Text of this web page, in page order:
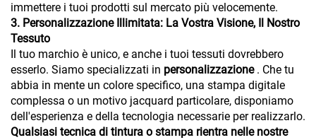
immettere i tuoi prodotti sul mercato più velocemente.
3. Personalizzazione Illimitata: La Vostra Visione, Il Nostro
Tessuto
Il tuo marchio è unico, e anche i tuoi tessuti dovrebbero
esserlo. Siamo specializzati in personalizzazione . Che tu
abbia in mente un colore specifico, una stampa digitale
complessa o un motivo jacquard particolare, disponiamo
dell'esperienza e della tecnologia necessarie per realizzarlo.
Qualsiasi tecnica di tintura o stampa rientra nelle nostre